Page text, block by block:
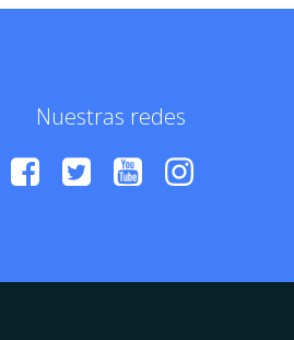
Nuestras redes